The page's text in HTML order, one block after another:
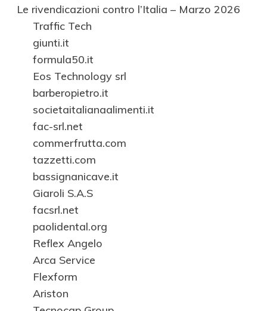
Le rivendicazioni contro l’Italia – Marzo 2026
Traffic Tech
giunti.it
formula50.it
Eos Technology srl
barberopietro.it
societaitalianaalimenti.it
fac-srl.net
commerfrutta.com
tazzetti.com
bassignanicave.it
Giaroli S.A.S
facsrl.net
paolidental.org
Reflex Angelo
Arca Service
Flexform
Ariston